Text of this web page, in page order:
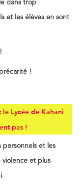
dans trop
et les élèves en sont
!
le Lycée de Kahani
pas !
personnels et les
violence et plus